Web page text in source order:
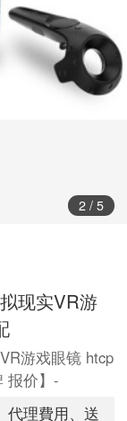
3/ 5
现实VR游
游戏眼镜 htcp
报价】-
代理費用、送